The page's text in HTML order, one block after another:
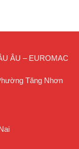
ÂU – EUROMAC
Tăng Nhơn